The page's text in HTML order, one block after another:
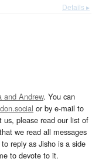
Details ▸
and Andrew. You can
or by e-mail to
us, please read our list of
we read all messages
reply as Jisho is a side
to devote to it.